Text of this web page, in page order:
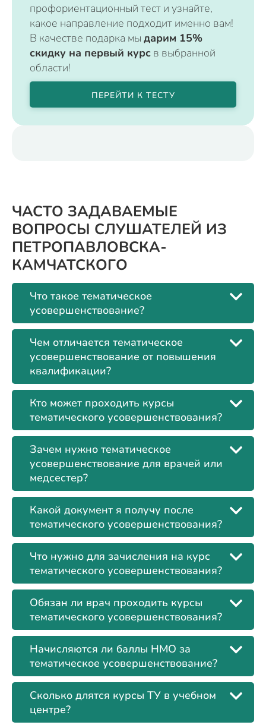
профориентационный тест и узнайте,
какое направление подходит именно вам!
В качестве подарка мы дарим 15%
скидку на первый курс в выбранной
области!
ПЕРЕЙТИ К ТЕСТУ
ЧАСТО ЗАДАВАЕМЫЕ
ВОПРОСЫ СЛУШАТЕЛЕЙ ИЗ
ПЕТРОПАВЛОВСКА-
КАМЧАТСКОГО
Что такое тематическое
усовершенствование?
Чем отличается тематическое
усовершенствование от повышения
квалификации?
Кто может проходить курсы
тематического усовершенствования?
Зачем нужно тематическое
усовершенствование для врачей или
медсестер?
Какой документ я получу после
тематического усовершенствования?
Что нужно для зачисления на курс
тематического усовершенствования?
Обязан ли врач проходить курсы
тематического усовершенствования?
Начисляются ли баллы НМО за
тематическое усовершенствование?
Сколько длятся курсы ТУ в учебном
центре?